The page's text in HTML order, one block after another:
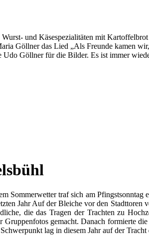
und Käsespezialitäten mit
Göllner das Lied „Als Freunde kamen
Göllner für die Bilder. Es ist immer
traf sich am Pfingstsonntag
Jahr Auf der Bleiche vor den
die das Tragen der Trachten zu
gemacht. Danach formierte
lag in diesem Jahr auf der